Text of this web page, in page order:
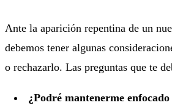
Ante la aparición repentina de un
debemos tener algunas
o rechazarlo. Las preguntas que te
¿Podré mantenerme